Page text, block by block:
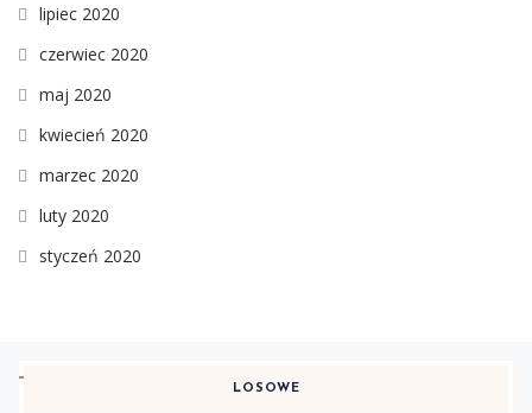
lipiec 2020
czerwiec 2020
maj 2020
kwiecień 2020
marzec 2020
luty 2020
styczeń 2020
LOSOWE